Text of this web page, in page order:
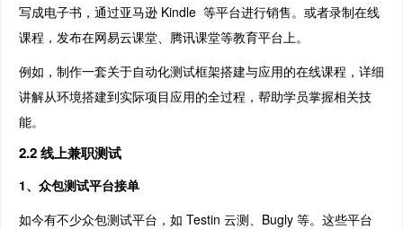
写成电子书，通过亚马逊 Kindle 等平台进行销售。或者录制在线
课程，发布在网易云课堂、腾讯课堂等教育平台上。
例如，制作一套关于自动化测试框架搭建与应用的在线课程，详细
讲解从环境搭建到实际项目应用的全过程，帮助学员掌握相关技
能。
2.2 线上兼职测试
1、众包测试平台接单
如今有不少众包测试平台，如 Testin 云测、Bugly 等。这些平台